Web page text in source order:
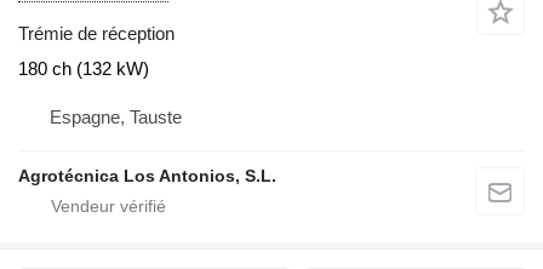
Trémie de réception
180 ch (132 kW)
Espagne, Tauste
Agrotécnica Los Antonios, S.L.